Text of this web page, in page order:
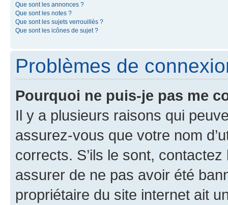
Que sont les annonces ?
Que sont les notes ?
Que sont les sujets verrouillés ?
Que sont les icônes de sujet ?
Problèmes de
Pourquoi ne puis-je pas me
Il y a plusieurs raisons qui
assurez-vous que votre nom
corrects. S’ils le sont,
assurer de ne pas avoir été
propriétaire du site internet ait